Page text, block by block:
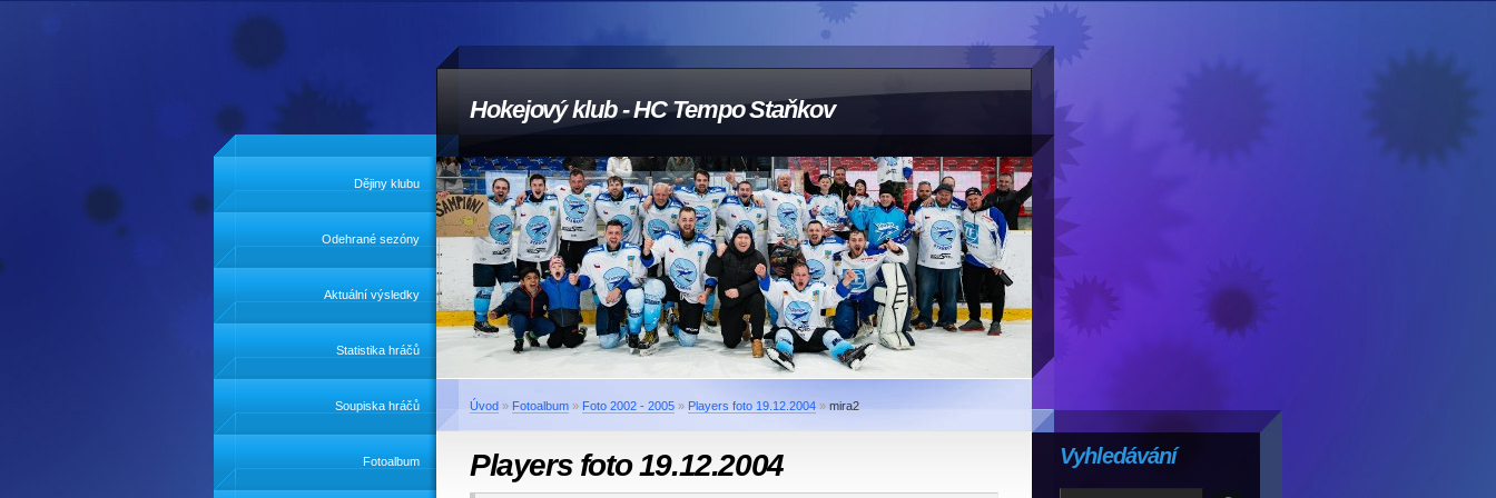
Hokejový klub - HC Tempo Staňkov
Dějiny klubu
Odehrané sezóny
Aktuální výsledky
Statistika hráčů
Soupiska hráčů
Fotoalbum
Úvod » Fotoalbum » Foto 2002 - 2005 » Players foto 19.12.2004 » mira2
Players foto 19.12.2004 Vyhledávání